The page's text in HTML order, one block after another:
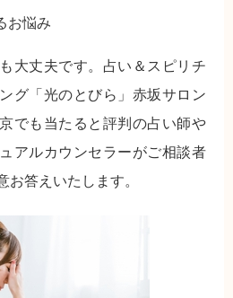
お悩み
大丈夫です。占い＆スピリチ
グ「光のとびら」赤坂サロン
でも当たると評判の占い師や
アルカウンセラーがご相談者
お答えいたします。